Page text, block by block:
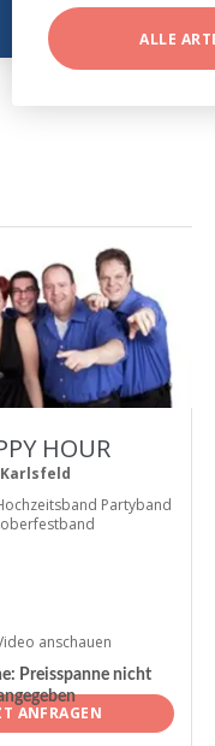
ALLE
HOUR
Karlsfeld
Partyband
anschauen
Preisspanne nicht
ANFRAGEN